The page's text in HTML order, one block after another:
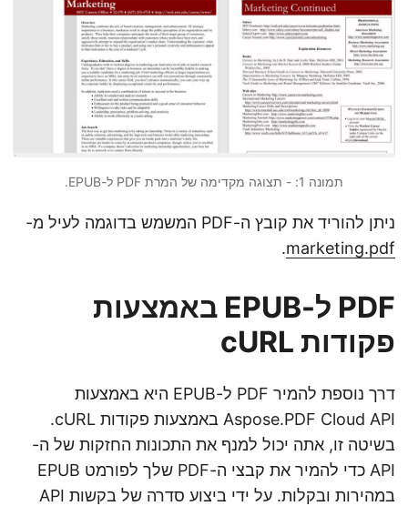
תמונה 1: - תצוגה מקדימה של המרת PDF ל-EPUB.
ניתן להוריד את קובץ ה-PDF המשמש בדוגמה לעיל מ-
marketing.pdf
.
PDF ל-EPUB באמצעות
פקודות cURL
דרך נוספת להמיר PDF ל-EPUB היא באמצעות
Aspose.PDF Cloud API באמצעות פקודות cURL.
בשיטה זו, אתה יכול למנף את התכונות החזקות של ה-
API כדי להמיר את קבצי ה-PDF שלך לפורמט EPUB
במהירות ובקלות. על ידי ביצוע סדרה של בקשות API